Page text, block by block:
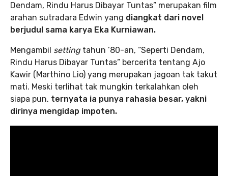
Dendam, Rindu Harus Dibayar Tuntas” merupakan film
arahan sutradara Edwin yang diangkat dari novel
berjudul sama karya Eka Kurniawan.
Mengambil setting tahun ’80-an, “Seperti Dendam,
Rindu Harus Dibayar Tuntas” bercerita tentang Ajo
Kawir (Marthino Lio) yang merupakan jagoan tak takut
mati. Meski terlihat tak mungkin terkalahkan oleh
siapa pun, ternyata ia punya rahasia besar, yakni
dirinya mengidap impoten.